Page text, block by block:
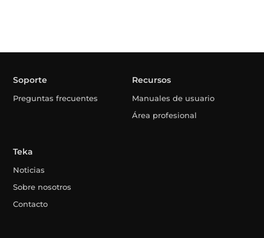
Soporte
Preguntas frecuentes
Recursos
Manuales de usuario
Área profesional
Teka
Noticias
Sobre nosotros
Contacto